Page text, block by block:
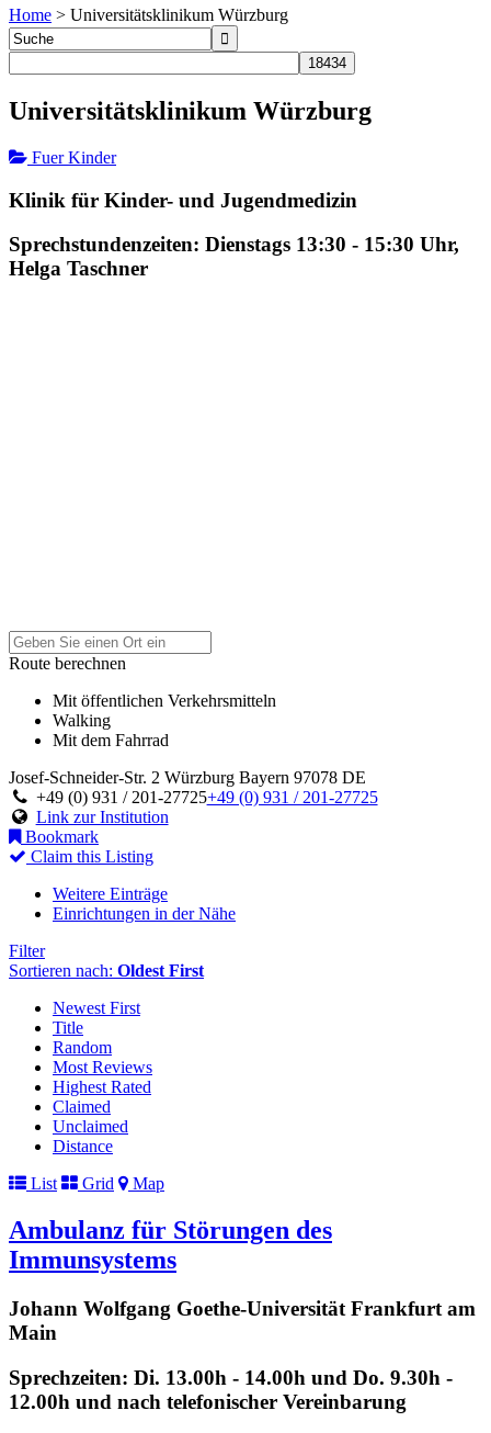
Home > Universitätsklinikum Würzburg
Universitätsklinikum Würzburg
Fuer Kinder
Klinik für Kinder- und Jugendmedizin
Sprechstundenzeiten: Dienstags 13:30 - 15:30 Uhr,
Helga Taschner
Route berechnen
Mit öffentlichen Verkehrsmitteln
Walking
Mit dem Fahrrad
Josef-Schneider-Str. 2 Würzburg Bayern 97078 DE
+49 (0) 931 / 201-27725+49 (0) 931 / 201-27725
Link zur Institution
Bookmark
Claim this Listing
Weitere Einträge
Einrichtungen in der Nähe
Filter
Sortieren nach: Oldest First
Newest First
Title
Random
Most Reviews
Highest Rated
Claimed
Unclaimed
Distance
List
Grid Map
Ambulanz für Störungen des
Immunsystems
Johann Wolfgang Goethe-Universität Frankfurt am
Main
Sprechzeiten: Di. 13.00h - 14.00h und Do. 9.30h -
12.00h und nach telefonischer Vereinbarung